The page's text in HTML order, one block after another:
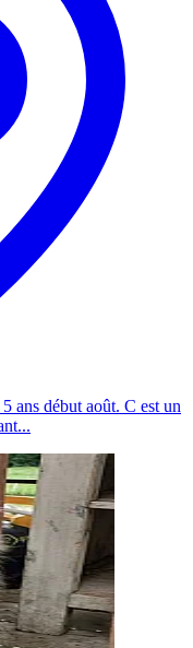
ans début août. C est un